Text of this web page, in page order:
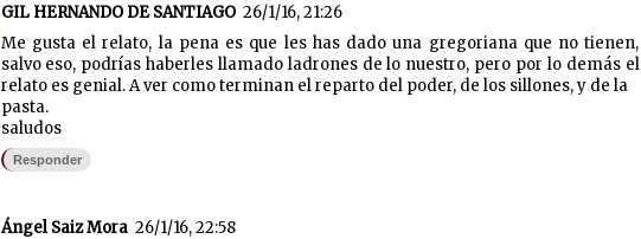
GIL HERNANDO DE SANTIAGO 26/1/16, 21:26
Me gusta el relato, la pena es que les has dado una gregoriana que no tienen,
salvo eso, podrías haberles llamado ladrones de lo nuestro, pero por lo demás el
relato es genial. A ver como terminan el reparto del poder, de los sillones, y de la
pasta.
saludos
Responder
Ángel Saiz Mora 26/1/16, 22:58